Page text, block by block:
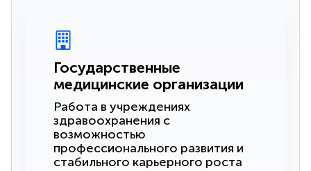
Государственные
медицинские организации
Работа в учреждениях
здравоохранения с
возможностью
профессионального развития и
стабильного карьерного роста